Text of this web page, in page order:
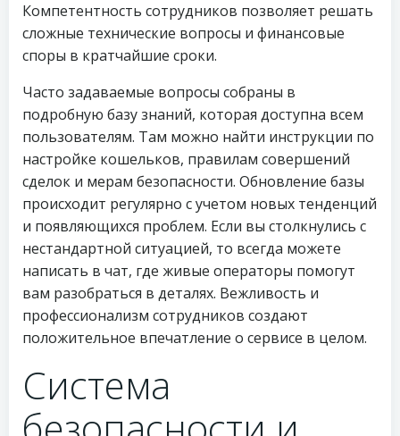
Компетентность сотрудников позволяет решать
сложные технические вопросы и финансовые
споры в кратчайшие сроки.
Часто задаваемые вопросы собраны в
подробную базу знаний, которая доступна всем
пользователям. Там можно найти инструкции по
настройке кошельков, правилам совершений
сделок и мерам безопасности. Обновление базы
происходит регулярно с учетом новых тенденций
и появляющихся проблем. Если вы столкнулись с
нестандартной ситуацией, то всегда можете
написать в чат, где живые операторы помогут
вам разобраться в деталях. Вежливость и
профессионализм сотрудников создают
положительное впечатление о сервисе в целом.
Система